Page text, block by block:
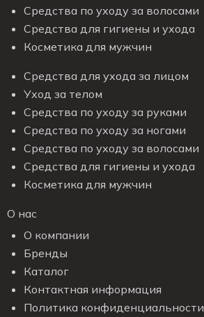
Средства по уходу за волосами
Средства для гигиены и ухода
Косметика для мужчин
Средства для ухода за лицом
Уход за телом
Средства по уходу за руками
Средства по уходу за ногами
Средства по уходу за волосами
Средства для гигиены и ухода
Косметика для мужчин
О нас
О компании
Бренды
Каталог
Контактная информация
Политика конфиденциальности